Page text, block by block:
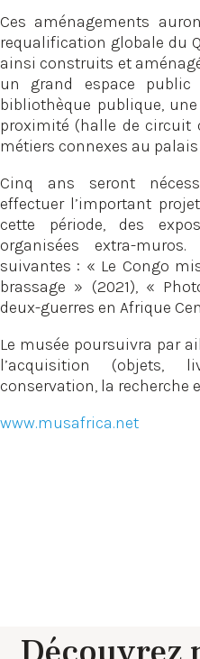
Ces aménagements
requalification globale du
ainsi construits et
un grand espace
bibliothèque publique,
proximité (halle de circuit
métiers connexes au
Cinq ans seront
effectuer l’important
cette période, des
organisées extra-
suivantes : « Le Congo
brassage » (2021), «
deux-guerres en Afrique
Le musée poursuivra par
l’acquisition (objets,
conservation, la recherche
www.musafrica.net